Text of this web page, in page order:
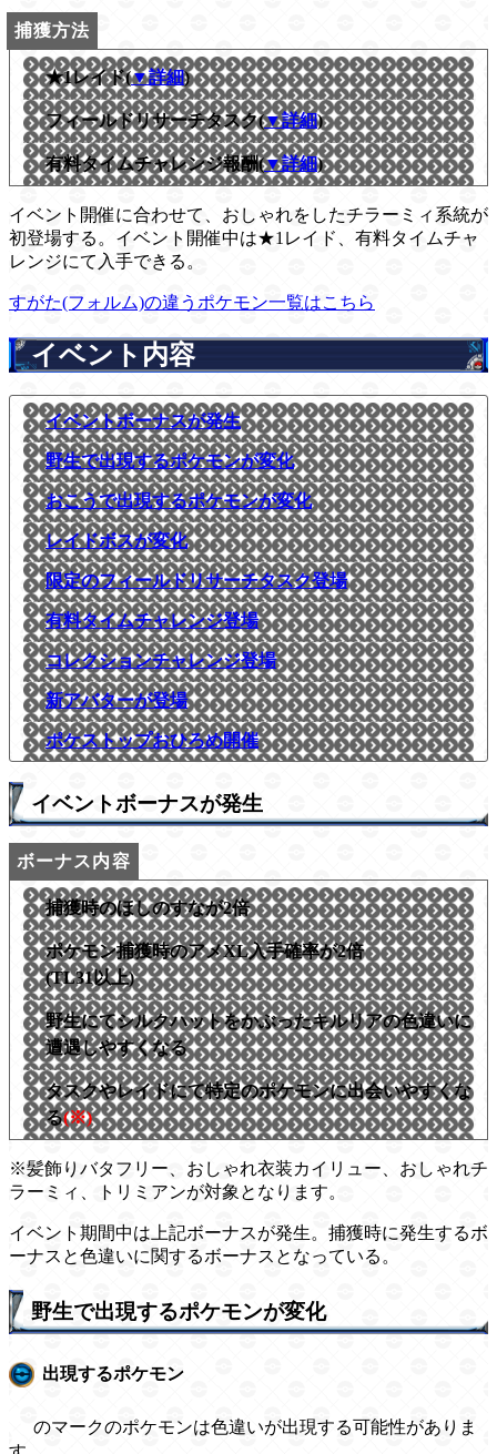
★1レイド(▼詳細)
フィールドリサーチタスク(▼詳細)
有料タイムチャレンジ報酬(▼詳細)
イベント開催に合わせて、おしゃれをしたチラーミィ系統が
初登場する。イベント開催中は★1レイド、有料タイムチャ
レンジにて入手できる。
すがた(フォルム)の違うポケモン一覧はこちら
イベント内容
イベントボーナスが発生
野生で出現するポケモンが変化
おこうで出現するポケモンが変化
レイドボスが変化
限定のフィールドリサーチタスク登場
有料タイムチャレンジ登場
コレクションチャレンジ登場
新アバターが登場
ポケストップおひろめ開催
イベントボーナスが発生
捕獲時のほしのすなが2倍
ポケモン捕獲時のアメXL入手確率が2倍
(TL31以上)
野生にてシルクハットをかぶったキルリアの色違いに
遭遇しやすくなる
タスクやレイドにて特定のポケモンに出会いやすくな
る(※)
※髪飾りバタフリー、おしゃれ衣装カイリュー、おしゃれチ
ラーミィ、トリミアンが対象となります。
イベント期間中は上記ボーナスが発生。捕獲時に発生するボ
ーナスと色違いに関するボーナスとなっている。
野生で出現するポケモンが変化
出現するポケモン
のマークのポケモンは色違いが出現する可能性がありま